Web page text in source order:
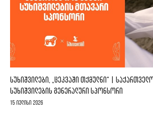
ᲡᲣᲮᲘᲨᲕᲘᲚᲔᲑᲘ, „ᲪᲔᲙᲕᲐᲨᲘ ᲗᲥᲛᲣᲚᲜᲘ“ |
ᲡᲣᲮᲘᲨᲕᲘᲚᲔᲑᲘᲡ ᲒᲔᲜᲔᲠᲐᲚᲣᲠᲘ ᲡᲞᲝᲜᲡᲝᲠᲘ
15 ივლისი 2026